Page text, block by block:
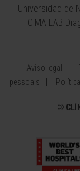
Universidad de
CIMA LAB
Aviso legal
pessoais
©